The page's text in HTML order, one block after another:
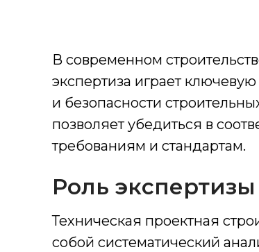
В современном
экспертиза играет
и безопасности
позволяет убедиться в
требованиям и стандартам.
Роль
Техническая проектная
собой систематический